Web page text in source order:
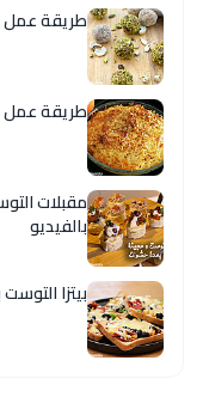
طريقة عمل
طريقة عمل
مقبلات
بالفيديو
بيتزا